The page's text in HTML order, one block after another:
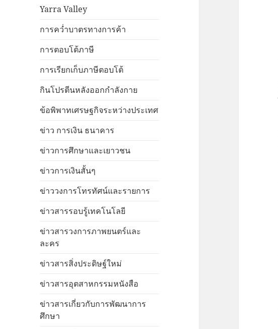
Yarra Valley
การคว่ำบาตรทางการค้า
การตอบโต้ภาษี
การเรียกเก็บภาษีตอบโต้
กินโปรตีนหลังออกกำลังกาย
ข้อพิพาทเศรษฐกิจระหว่างประเทศ
ข่าว การเงิน ธนาคาร
ข่าวการศึกษาและเยาวชน
ข่าวการเงินสั้นๆ
ข่าววงการโทรทัศน์และรายการ
ข่าวสารรอบรู้เทคโนโลยี
ข่าวสารวงการภาพยนตร์และ
ละคร
ข่าวสารสิ่งประดิษฐ์ใหม่
ข่าวสารอุตสาหกรรมหนังสือ
ข่าวสารเกี่ยวกับการพัฒนาการ
ศึกษา